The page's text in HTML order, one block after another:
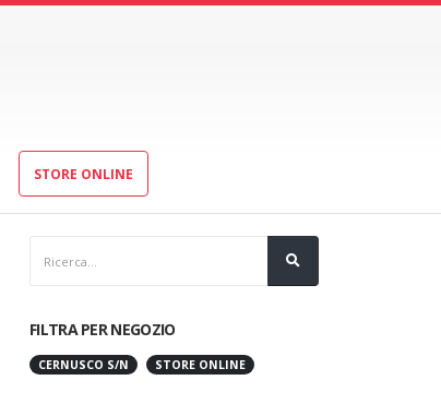
STORE ONLINE
FILTRA PER NEGOZIO
CERNUSCO S/N STORE ONLINE